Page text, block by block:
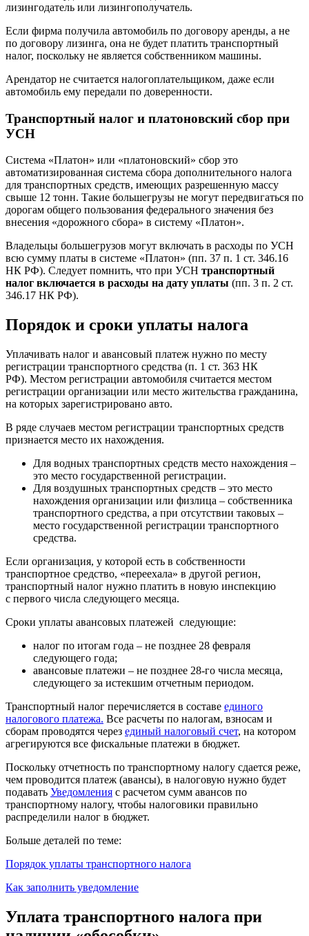
лизингодатель или лизингополучатель.
Если фирма получила автомобиль по договору аренды, а не
по договору лизинга, она не будет платить транспортный
налог, поскольку не является собственником машины.
Арендатор не считается налогоплательщиком, даже если
автомобиль ему передали по доверенности.
Транспортный налог и платоновский сбор при
УСН
Система «Платон» или «платоновский» сбор это
автоматизированная система сбора дополнительного налога
для транспортных средств, имеющих разрешенную массу
свыше 12 тонн. Такие большегрузы не могут передвигаться по
дорогам общего пользования федерального значения без
внесения «дорожного сбора» в систему «Платон».
Владельцы большегрузов могут включать в расходы по УСН
всю сумму платы в системе «Платон» (пп. 37 п. 1 ст. 346.16
НК РФ). Следует помнить, что при УСН транспортный
налог включается в расходы на дату уплаты (пп. 3 п. 2 ст.
346.17 НК РФ).
Порядок и сроки уплаты налога
Уплачивать налог и авансовый платеж нужно по месту
регистрации транспортного средства (п. 1 ст. 363 НК
РФ). Местом регистрации автомобиля считается местом
регистрации организации или место жительства гражданина,
на которых зарегистрировано авто.
В ряде случаев местом регистрации транспортных средств
признается место их нахождения.
Для водных транспортных средств место нахождения –
это место государственной регистрации.
Для воздушных транспортных средств – это место
нахождения организации или физлица – собственника
транспортного средства, а при отсутствии таковых –
место государственной регистрации транспортного
средства.
Если организация, у которой есть в собственности
транспортное средство, «переехала» в другой регион,
транспортный налог нужно платить в новую инспекцию
с первого числа следующего месяца.
Сроки уплаты авансовых платежей следующие:
налог по итогам года – не позднее 28 февраля
следующего года;
авансовые платежи – не позднее 28-го числа месяца,
следующего за истекшим отчетным периодом.
Транспортный налог перечисляется в составе единого
налогового платежа. Все расчеты по налогам, взносам и
сборам проводятся через единый налоговый счет, на котором
агрегируются все фискальные платежи в бюджет.
Поскольку отчетность по транспортному налогу сдается реже,
чем проводится платеж (авансы), в налоговую нужно будет
подавать Уведомления с расчетом сумм авансов по
транспортному налогу, чтобы налоговики правильно
распределили налог в бюджет.
Больше деталей по теме:
Порядок уплаты транспортного налога
Как заполнить уведомление
Уплата транспортного налога при